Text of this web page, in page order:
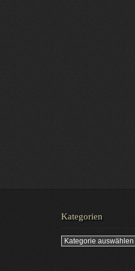
Kategorien
Kategorien